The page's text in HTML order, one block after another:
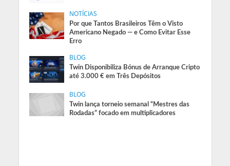
NOTÍCIAS
Por que Tantos Brasileiros Têm o Visto
Americano Negado — e Como Evitar Esse
Erro
BLOG
Twin Disponibiliza Bónus de Arranque Cripto
até 3.000 € em Três Depósitos
BLOG
Twin lança torneio semanal “Mestres das
Rodadas” focado em multiplicadores